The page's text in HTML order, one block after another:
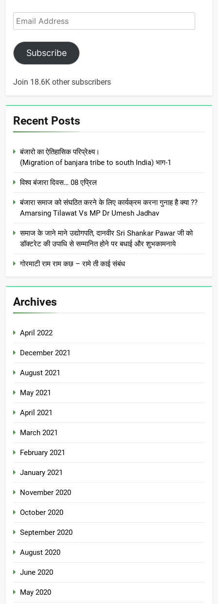
Email
Address
Subscribe
Join 18.6K other subscribers
Recent Posts
बंजारो का ऐतिहासिक परिप्रेक्ष्य।
(Migration of banjara tribe to south India) भाग-1
विश्व बंजारा दिवस… 08 एप्रिल
बंजारा समाज को संघठित करने के लिए कार्यक्रम करना गुनाह है क्या ??
Amarsing Tilawat Vs MP Dr Umesh Jadhav
समाज के जाने माने उद्योगपति, दानवीर Sri Shankar Pawar जी को
डॉक्टरेट की उपाधि से सम्मानित होने पर बधाई और शुभकामनाये
गोरमाटी राम राम कछ – रामे ती काई संबंध
Archives
April 2022
December 2021
August 2021
May 2021
April 2021
March 2021
February 2021
January 2021
November 2020
October 2020
September 2020
August 2020
June 2020
May 2020